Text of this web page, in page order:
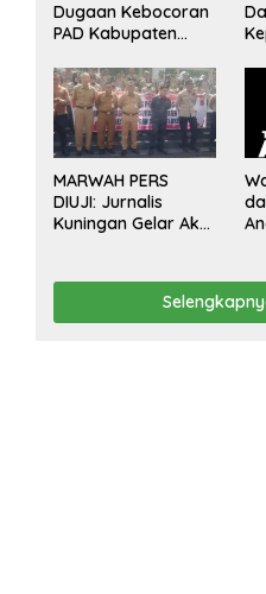
Dugaan Kebocoran
PAD Kabupaten
Evaluasi Total
Pengawasan
Bangunan Tak
Berizin
MARWAH PERS
DIUJI: Jurnalis
Kuningan Gelar Aksi
Tegas Minta
Presiden Hargai
Profesi Wartawan